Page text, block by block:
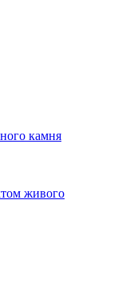
камня
живого